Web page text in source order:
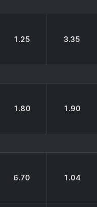
1.25 3.35
1.80 1.90
6.70 1.04